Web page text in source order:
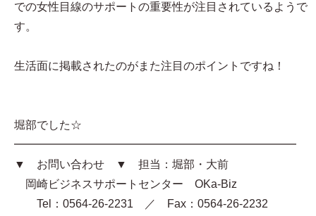
での女性目線のサポートの重要性が注目されているようで
す。
生活面に掲載されたのがまた注目のポイントですね！
堀部でした☆
━━━━━━━━━━━━━━━━━━━━━━━━━
▼ お問い合わせ ▼ 担当：堀部・大前
岡崎ビジネスサポートセンター OKa-Biz
Tel：0564-26-2231 ／ Fax：0564-26-2232